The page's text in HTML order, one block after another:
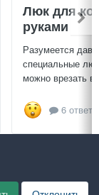
Люк для
руками
Разумеется
специальные
можно врезать
6